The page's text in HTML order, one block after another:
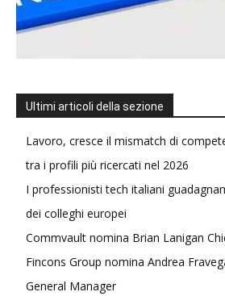
Ultimi articoli della sezione
Lavoro, cresce il mismatch di
tra i profili più ricercati nel 2026
I professionisti tech italiani
dei colleghi europei
Commvault nomina Brian Lanigan
Fincons Group nomina Andrea
General Manager